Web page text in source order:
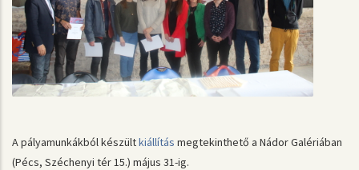
A pályamunkákból készültkiállítás megtekinthető a Nádor Galériában
(Pécs, Széchenyi tér 15.) május 31-ig.